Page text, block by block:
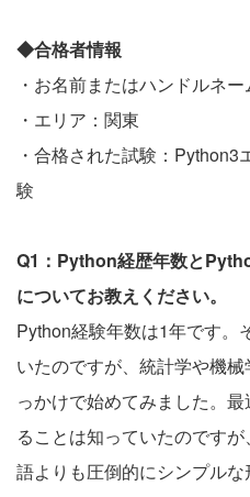
◆合格者情報
・お名前またはハンドルネ
・エリア：関東
・合格された試験：
験
Q1：Python経歴年数と
についてお教えください。
Python経験年数は1年です。
いたのですが、統計学や機
っかけで始めてみました。
ることは知っていたのです
語よりも圧倒的にシンプルな